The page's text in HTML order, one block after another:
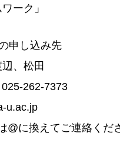
ーク」
申し込み先
、松田
262-7373
u.ac.jp
@に換えてご連絡くだ